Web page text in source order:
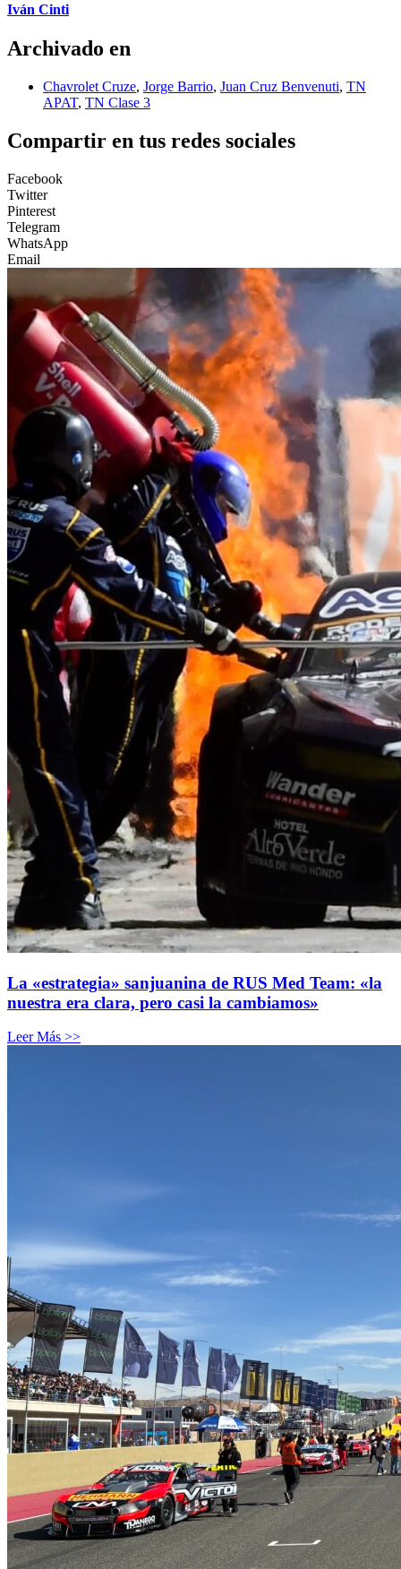
Iván Cinti
Archivado en
Chavrolet Cruze, Jorge Barrio, Juan Cruz Benvenuti, TN
APAT, TN Clase 3
Compartir en tus redes sociales
Facebook
Twitter
Pinterest
Telegram
WhatsApp
Email
La «estrategia» sanjuanina de RUS Med Team: «la
nuestra era clara, pero casi la cambiamos»
Leer Más >>